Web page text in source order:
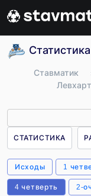
Ставматик
СТАТИСТИКА
Исходы 1
4 четверть 2-